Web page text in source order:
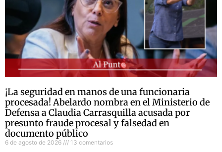
¡La seguridad en manos de una funcionaria
procesada! Abelardo nombra en el Ministerio de
Defensa a Claudia Carrasquilla acusada por
presunto fraude procesal y falsedad en
documento público
6 de agosto de 2026 13 comentarios